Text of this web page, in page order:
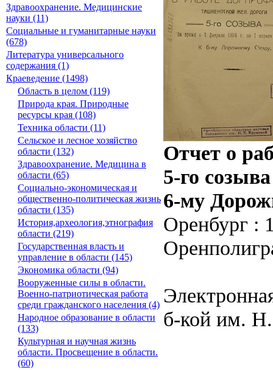
Здравоохранение. Медицинские
науки (11)
Социальные и гуманитарные науки
(678)
Литература универсального
содержания (1)
Краеведение (1498)
Область в целом (119)
Природа края. Природные
ресурсы края (108)
Техника области (11)
Сельское и лесное хозяйство
области (132)
Здравоохранение. Медицина в
области (65)
Социально-экономическая и
общественно-политическая жизнь
области (135)
История,археология,этнография
области (219)
Государственная власть и
управление в области (145)
Экономика области (94)
Вооруженные силы в области.
Военно-патриотическая работа
среди гражданского населения (4)
Народное образование в области
(133)
Культурная и научная жизнь
области. Просвещение в области.
(60)
Отчет о
5-го
6-му
Оренбург :
б-кой им.